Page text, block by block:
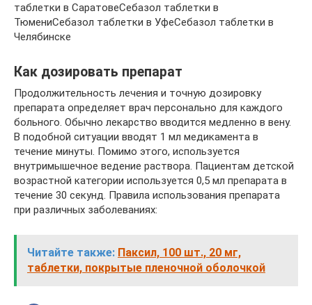
таблетки в СаратовеСебазол таблетки в
ТюмениСебазол таблетки в УфеСебазол таблетки в
Челябинске
Как дозировать препарат
Продолжительность лечения и точную дозировку
препарата определяет врач персонально для каждого
больного. Обычно лекарство вводится медленно в вену.
В подобной ситуации вводят 1 мл медикамента в
течение минуты. Помимо этого, используется
внутримышечное ведение раствора. Пациентам детской
возрастной категории используется 0,5 мл препарата в
течение 30 секунд. Правила использования препарата
при различных заболеваниях:
Читайте также: Паксил, 100 шт., 20 мг,
таблетки, покрытые пленочной оболочкой